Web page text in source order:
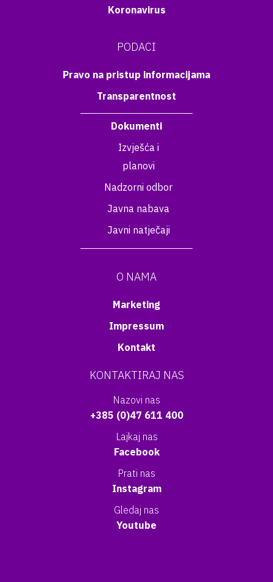
Koronavirus
PODACI
Pravo na pristup informacijama
Transparentnost
Dokumenti
Izvješća i
planovi
Nadzorni odbor
Javna nabava
Javni natječaji
O NAMA
Marketing
Impressum
Kontakt
KONTAKTIRAJ NAS
Nazovi nas
+385 (0)47 611 400
Lajkaj nas
Facebook
Prati nas
Instagram
Gledaj nas
Youtube